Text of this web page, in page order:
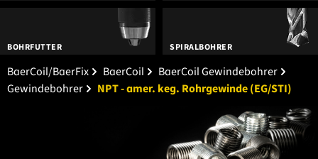
BOHRFUTTER SPIRALBOHRER
BaerCoil/BaerFix BaerCoil
BaerCoil Gewindebohrer
Gewindebohrer
NPT - amer. keg. Rohrgewinde (EG/STI)